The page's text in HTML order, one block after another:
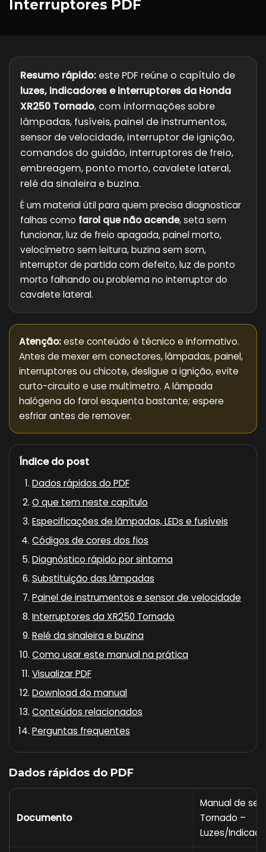
Interruptores PDF
Resumo rápido: este PDF reúne o capítulo de
luzes, indicadores e interruptores da Honda
XR250 Tornado, com informações sobre
lâmpadas, fusíveis, painel de instrumentos,
sensor de velocidade, interruptor de ignição,
comandos do guidão, interruptores de freio,
embreagem, ponto morto, cavalete lateral,
relé da sinaleira e buzina.
É um material útil para quem precisa diagnosticar
falhas como farol que não acende, seta sem
funcionar, luz de freio apagada, painel morto,
velocímetro sem leitura, buzina sem som,
interruptor de partida com defeito, luz de ponto
morto falhando ou problema no interruptor do
cavalete lateral.
Atenção:este conteúdo é técnico e informativo.
Antes de mexer em conectores, lâmpadas, painel,
interruptores ou chicote, desligue a ignição, evite
curto-circuito e use multímetro. A lâmpada
halógena do farol esquenta bastante; espere
esfriar antes de remover.
Índice do post
Dados rápidos do PDF
O que tem neste capítulo
Especificações de lâmpadas, LEDs e fusíveis
Códigos de cores dos fios
Diagnóstico rápido por sintoma
Substituição das lâmpadas
Painel de instrumentos e sensor de velocidade
Interruptores da XR250 Tornado
Relé da sinaleira e buzina
Como usar este manual na prática
Visualizar PDF
Download do manual
Conteúdos relacionados
Perguntas frequentes
Dados rápidos do PDF
Documento
Manual de
Tornado –
Luzes/